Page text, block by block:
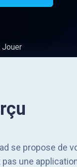
Jouer
se propose de
pas une